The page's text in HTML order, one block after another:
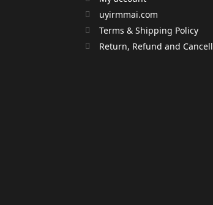
uyirmmai.com
Terms & Shipping Policy
Return, Refund and